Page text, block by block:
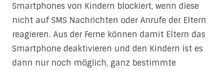
Smartphones von Kindern blockiert, wenn diese
nicht auf SMS Nachrichten oder Anrufe der Eltern
reagieren. Aus der Ferne können damit Eltern das
Smartphone deaktivieren und den Kindern ist es
dann nur noch möglich, ganz bestimmte